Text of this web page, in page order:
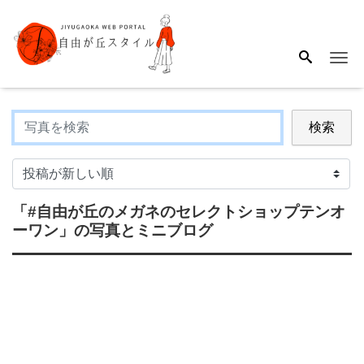
検索
「#自由が丘のメガネのセレクトショップテンオ
ーワン」 の写真とミニブログ